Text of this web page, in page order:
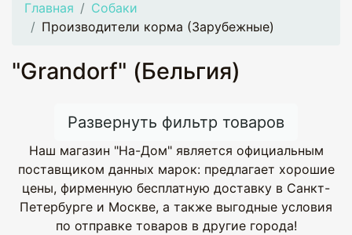
Главная
Собаки
Производители корма (Зарубежные)
"Grandorf" (Бельгия)
Развернуть фильтр товаров
Наш магазин "На-Дом" является официальным
поставщиком данных марок: предлагает хорошие
цены, фирменную бесплатную доставку в Санкт-
Петербурге и Москве, а также выгодные условия
по отправке товаров в другие города!